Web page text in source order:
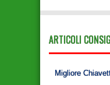
ARTICOLI
Migliore